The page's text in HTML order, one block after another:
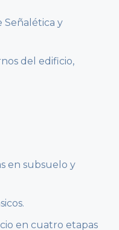
Señalética y
del edificio,
en subsuelo y
en cuatro etapas